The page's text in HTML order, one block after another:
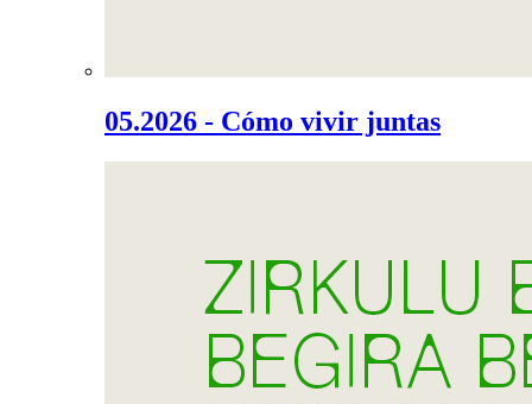
05.2026 - Cómo vivir juntas